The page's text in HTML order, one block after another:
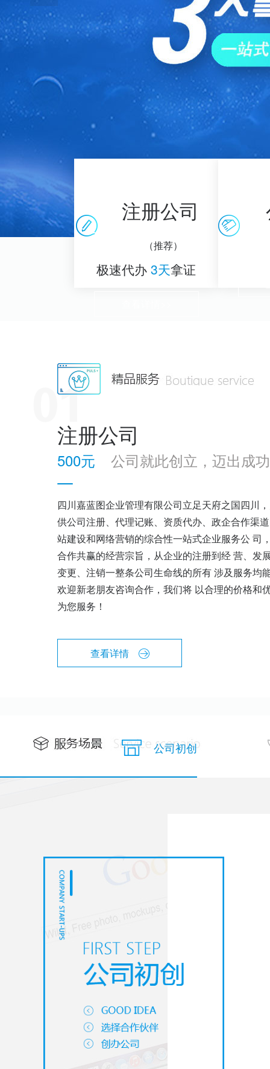
注册公司
（推荐）
极速代办 3天拿证
注册公司
500元 公司就此创立，迈出成
四川嘉蓝图企业管理有限公司立足天府之国四川
供公司注册、代理记账、资质代办、政企合作渠
站建设和网络营销的综合性一站式企业服务公 司
合作共赢的经营宗旨，从企业的注册到经 营、发
变更、注销一整条公司生命线的所有 涉及服务均
欢迎新老朋友咨询合作，我们将 以合理的价格和
为您服务！
查看详情
公司初创